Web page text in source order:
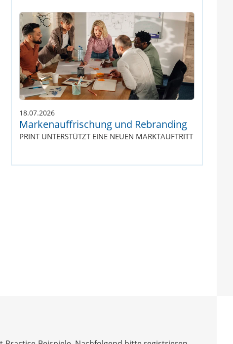
18.07.2026
Markenauffrischung und Rebranding
PRINT UNTERSTÜTZT EINE NEUEN MARKTAUFTRITT